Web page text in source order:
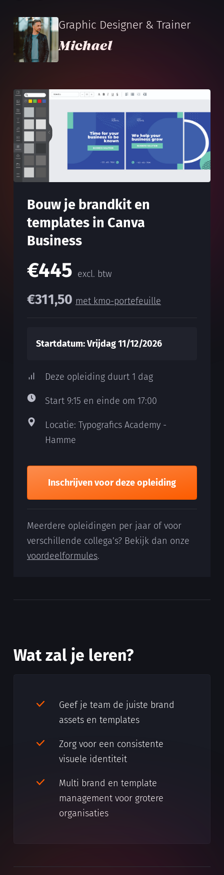
Graphic Designer & Trainer
Michael
Bouw je brandkit en
templates in Canva
Business
€445 excl. btw
€311,50 met kmo-portefeuille
Startdatum: Vrijdag 11/12/2026
Deze opleiding duurt 1 dag
Start 9:15 en einde om 17:00
Locatie: Typografics Academy -
Hamme
Inschrijven voor deze opleiding
Meerdere opleidingen per jaar of voor
verschillende collega’s? Bekijk dan onze
voordeelformules.
Wat zal je leren?
Geef je team de juiste brand
assets en templates
Zorg voor een consistente
visuele identiteit
Multi brand en template
management voor grotere
organisaties